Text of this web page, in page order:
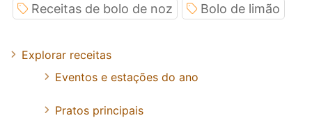
Receitas de bolo de noz
Bolo de limão
Explorar receitas
Eventos e estações do ano
Pratos principais